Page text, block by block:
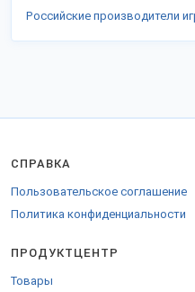
Российские производители
СПРАВКА
Пользовательское соглашение
Политика конфиденциальности
ПРОДУКТЦЕНТР
Товары